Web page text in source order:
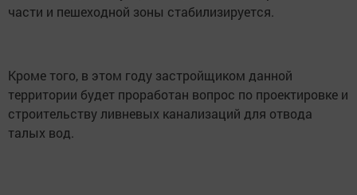
части и пешеходной зоны стабилизируется.
Кроме того, в этом году застройщиком данной
территории будет проработан вопрос по проектировке и
строительству ливневых канализаций для отвода
талых вод.